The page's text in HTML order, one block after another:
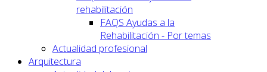
rehabilitación
FAQS Ayudas a la
Rehabilitación - Por temas
Actualidad profesional
Arquitectura